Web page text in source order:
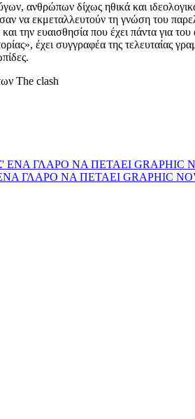
ανθρώπων δίχως ηθικά και
να εκμεταλλευτούν τη γνώση του
την ευαισθησία που έχει πάντα για
έχει συγγραφέα της τελευταίας
The clash
ΓΛΑΡΟ ΝΑ ΠΕΤΑΕΙ GRAPHIC